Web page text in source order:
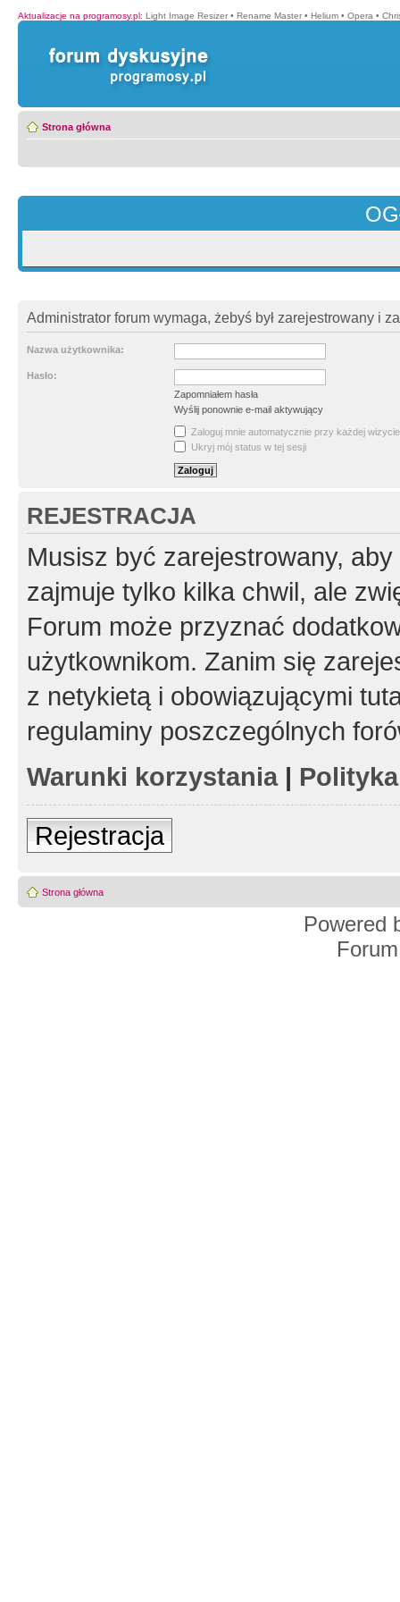
Aktualizacje na programosy.pl: Light Image Resizer • Rename Master • Helium • Opera •
Strona główna
Administrator forum wymaga, żebyś był zarejestrowany i
Nazwa użytkownika:
Hasło:
Zapomniałem hasła
Wyślij ponownie e-mail aktywujący
Zaloguj mnie automatycznie przy każdej wizycie
Ukryj mój status w tej sesji
REJESTRACJA
Musisz być zarejestrowany,
zajmuje tylko kilka chwil, ale
Forum może przyznać
użytkownikom. Zanim się
z netykietą i obowiązującymi
regulaminy poszczególnych
Warunki korzystania|
Rejestracja
Strona główna
Powered